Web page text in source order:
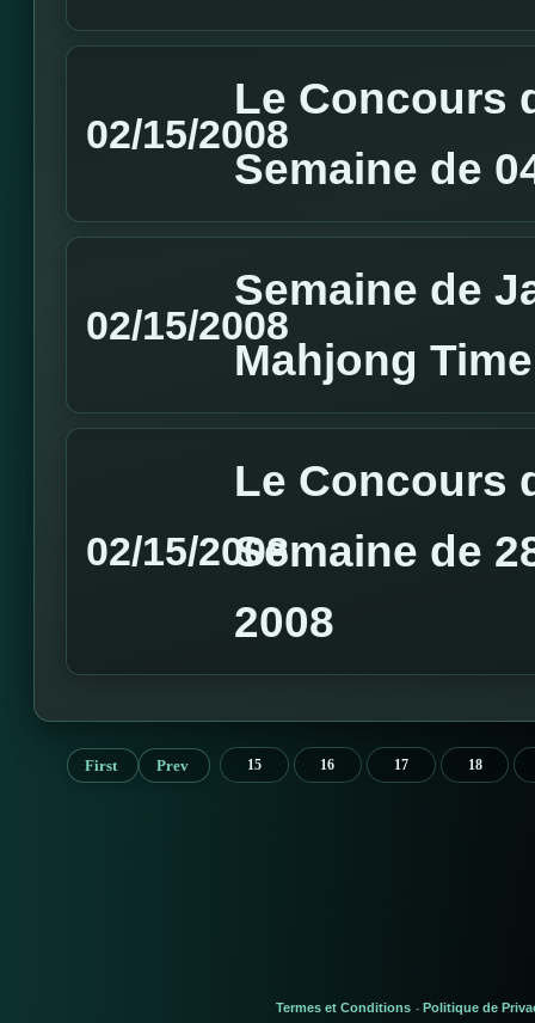
02/15/2008
Le Concours
Semaine de
02/15/2008
Semaine de
Mahjong
02/15/2008
Le Concours
Semaine de
2008
First Prev 15 16 17 18
Termes et Conditions - Politique de